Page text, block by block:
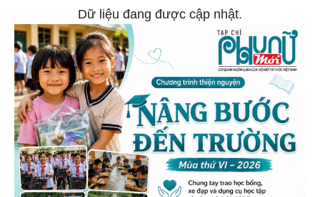
Dữ liệu đang được cập nhật.